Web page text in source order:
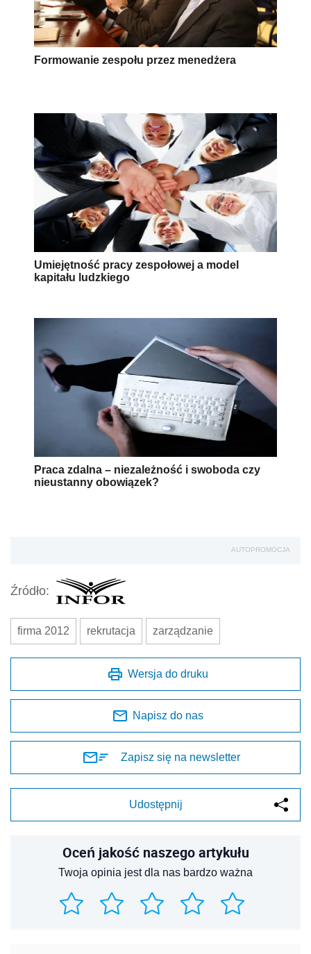
Formowanie zespołu przez menedżera
Umiejętność pracy zespołowej a model
kapitału ludzkiego
Praca zdalna – niezależność i swoboda czy
nieustanny obowiązek?
AUTOPROMOCJA
Źródło:
firma 2012 rekrutacja zarządzanie
Wersja do druku
Napisz do nas
Zapisz się na newsletter
Udostępnij
Oceń jakość naszego artykułu
Twoja opinia jest dla nas bardzo ważna